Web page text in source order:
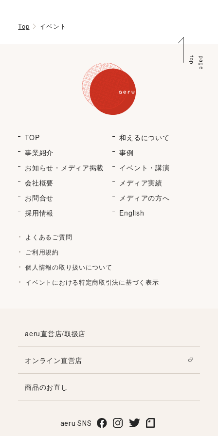
Top イベント
p
a
g
e
t
o
p
TOP
和えるについて
事業紹介
事例
お知らせ・メディア掲載
イベント・講演
会社概要
メディア実績
お問合せ
メディアの方へ
採用情報
English
よくあるご質問
ご利用規約
個人情報の取り扱いについて
イベントにおける特定商取引法に基づく表示
aeru直営店/取扱店
オンライン直営店
商品のお直し
aeru SNS